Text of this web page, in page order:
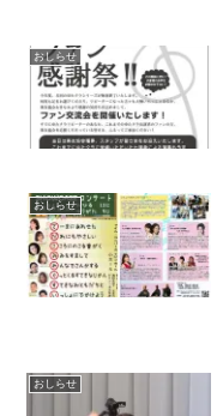
おしらせ
おしらせ
おしらせ